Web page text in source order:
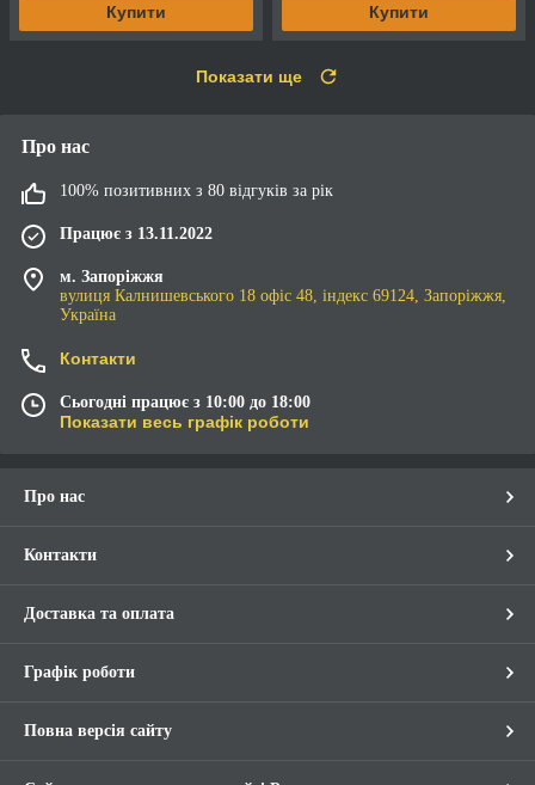
Купити Купити
Показати ще
Про нас
100% позитивних з 80 відгуків за рік
Працює з 13.11.2022
м. Запоріжжя
вулиця Калнишевського 18 офіс 48, індекс 69124, Запоріжжя,
Україна
Контакти
Сьогодні працює з 10:00 до 18:00
Показати весь графік роботи
Про нас
Контакти
Доставка та оплата
Графік роботи
Повна версія сайту